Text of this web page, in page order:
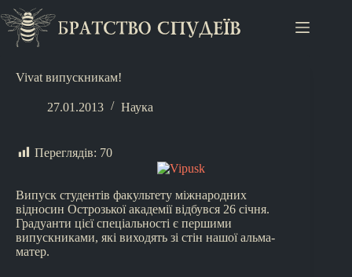
Vivat випускникам!
27.01.2013 Наука
Переглядів: 70
Випуск студентів факультету міжнародних
відносин Острозької академії відбувся 26 січня.
Градуанти цієї спеціальності є першими
випускниками, які виходять зі стін нашої альма-
матер.